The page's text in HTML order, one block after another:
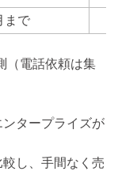
まで
（電話依頼は集
ンタープライズが
し、手間なく売